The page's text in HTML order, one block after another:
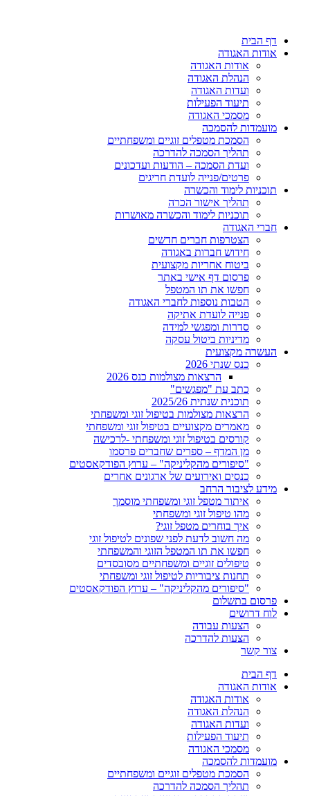
דף הבית
אודות האגודה
אודות האגודה
הנהלת האגודה
ועדות האגודה
תיעוד הפעילות
מסמכי האגודה
מועמדות להסמכה
הסמכת מטפלים זוגיים ומשפחתיים
תהליך הסמכה להדרכה
ועדת הסמכה – הודעות ועדכונים
פרטים/פנייה לועדת חריגים
תוכניות לימוד והכשרה
תהליך אישור הכרה
תוכניות לימוד והכשרה מאושרות
חברי האגודה
הצטרפות חברים חדשים
חידוש חברות באגודה
ביטוח אחריות מקצועית
פרסום דף אישי באתר
חפשו את תו המטפל
הטבות נוספות לחברי האגודה
פנייה לועדת אתיקה
סדרות ומפגשי למידה
מדיניות ביטול עסקה
העשרה מקצועית
כנס שנתי 2026
הרצאות מצולמות כנס 2026
כתב עת "מפגשים"
תוכנית שנתית 2025/26
הרצאות מצולמות בטיפול זוגי ומשפחתי
מאמרים מקצועיים בטיפול זוגי ומשפחתי
קורסים בטיפול זוגי ומשפחתי -לרכישה
מן המדף – ספרים שחברים פרסמו
"סיפורים מהקליניקה" – ערוץ הפודקאסטים
כנסים ואירועים של ארגונים אחרים
מידע לציבור הרחב
איתור מטפל זוגי ומשפחתי מוסמך
מהו טיפול זוגי ומשפחתי
איך בוחרים מטפל זוגי?
מה חשוב לדעת לפני שפונים לטיפול זוגי
חפשו את תו המטפל הזוגי והמשפחתי
טיפולים זוגיים ומשפחתיים מסובסדים
תחנות ציבוריות לטיפול זוגי ומשפחתי
"סיפורים מהקליניקה" – ערוץ הפודקאסטים
פרסום בתשלום
לוח דרושים
הצעות עבודה
הצעות להדרכה
צור קשר
דף הבית
אודות האגודה
אודות האגודה
הנהלת האגודה
ועדות האגודה
תיעוד הפעילות
מסמכי האגודה
מועמדות להסמכה
הסמכת מטפלים זוגיים ומשפחתיים
תהליך הסמכה להדרכה